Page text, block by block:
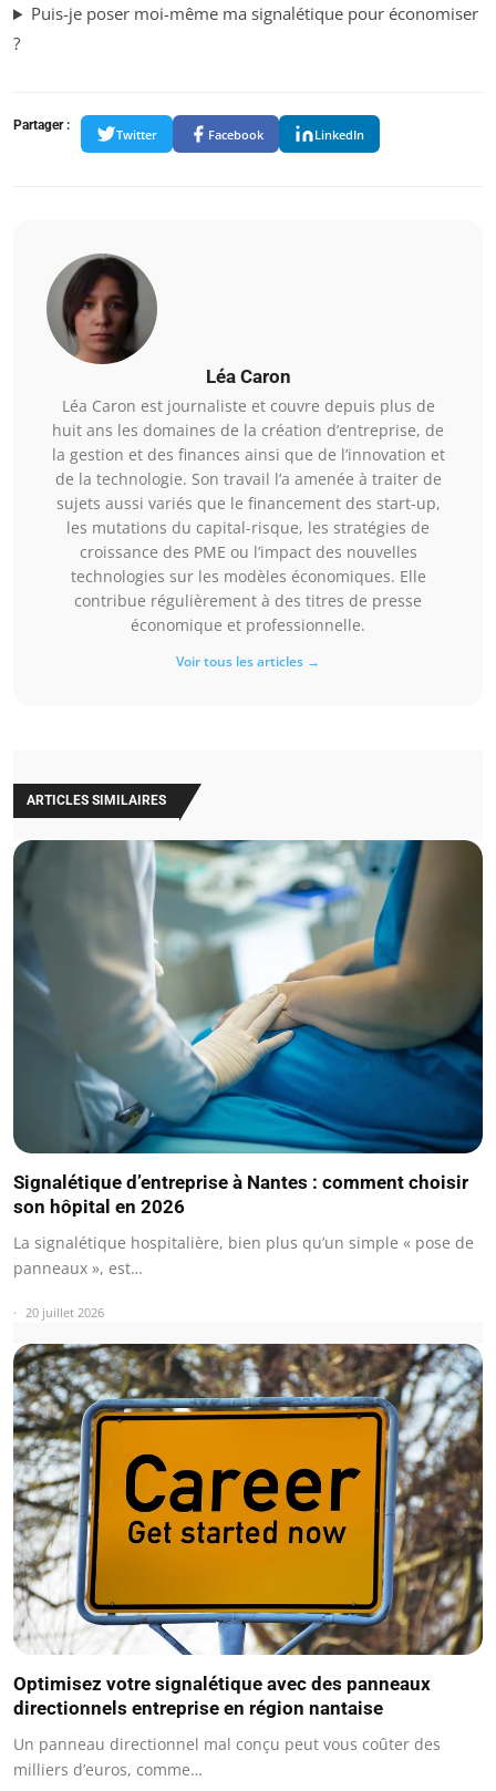
Puis-je poser moi-même ma signalétique pour économiser
?
Partager :
Twitter Facebook LinkedIn
Léa Caron
Léa Caron est journaliste et couvre depuis plus de
huit ans les domaines de la création d’entreprise, de
la gestion et des finances ainsi que de l’innovation et
de la technologie. Son travail l’a amenée à traiter de
sujets aussi variés que le financement des start-up,
les mutations du capital-risque, les stratégies de
croissance des PME ou l’impact des nouvelles
technologies sur les modèles économiques. Elle
contribue régulièrement à des titres de presse
économique et professionnelle.
Voir tous les articles →
ARTICLES SIMILAIRES
Signalétique d’entreprise à Nantes : comment choisir
son hôpital en 2026
La signalétique hospitalière, bien plus qu’un simple « pose de
panneaux », est…
20 juillet 2026
Optimisez votre signalétique avec des panneaux
directionnels entreprise en région nantaise
Un panneau directionnel mal conçu peut vous coûter des
milliers d’euros, comme…